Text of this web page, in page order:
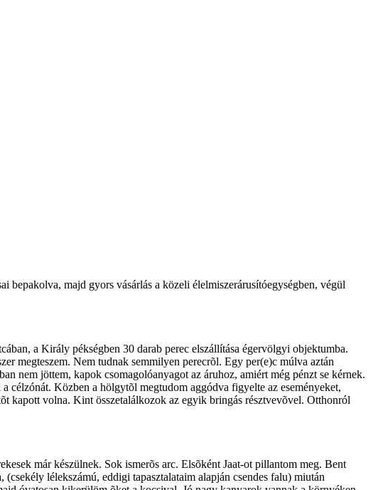
bepakolva, majd gyors vásárlás a közeli élelmiszerárusítóegységben, végül
a Király pékségben 30 darab perec elszállítása égervölgyi objektumba.
megteszem. Nem tudnak semmilyen perecrõl. Egy per(e)c múlva aztán
nem jöttem, kapok csomagolóanyagot az áruhoz, amiért még pénzt se kérnek.
célzónát. Közben a hölgytõl megtudom aggódva figyelte az eseményeket,
kapott volna. Kint összetalálkozok az egyik bringás résztvevõvel. Otthonról
már készülnek. Sok ismerõs arc. Elsõként Jaat-ot pillantom meg. Bent
lélekszámú, eddigi tapasztalataim alapján csendes falu) miután